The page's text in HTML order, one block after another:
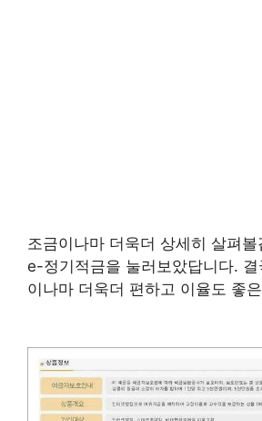
조금이나마 더욱더 상세히 살펴
e-정기적금을 눌러보았답니다.
이나마 더욱더 편하고 이율도 좋